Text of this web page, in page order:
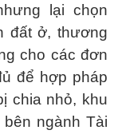
lại chọn
đất ở, thương
cho các đơn
để hợp pháp
chia nhỏ, khu
ngành Tài